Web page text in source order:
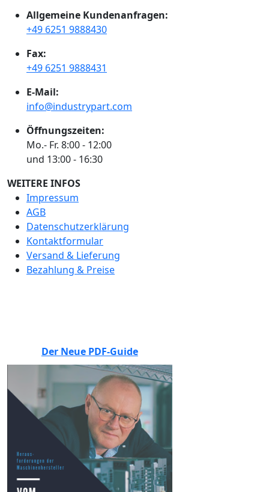
Allgemeine Kundenanfragen:
+49 6251 9888430
Fax:
+49 6251 9888431
E-Mail:
info@industrypart.com
Öffnungszeiten:
Mo.- Fr. 8:00 - 12:00
und 13:00 - 16:30
WEITERE INFOS
Impressum
AGB
Datenschutzerklärung
Kontaktformular
Versand & Lieferung
Bezahlung & Preise
Der Neue PDF-Guide